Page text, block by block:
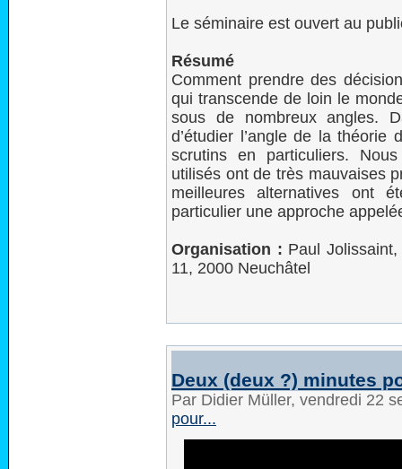
Le séminaire est ouvert au
Résumé
Comment prendre des
qui transcende de loin le
sous de nombreux angles.
d’étudier l’angle de la
scrutins en particuliers.
utilisés ont de très mauvaises
meilleures alternatives ont
particulier une approche
Organisation : Paul
11, 2000 Neuchâtel
Deux (deux ?) minutes
Par Didier Müller, vendredi 22
pour...